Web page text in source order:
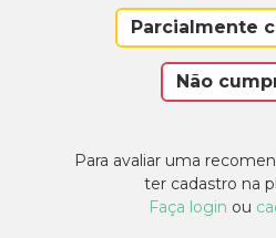
Parcialmente
Não
Para avaliar uma
ter cadastro na
Faça login ou